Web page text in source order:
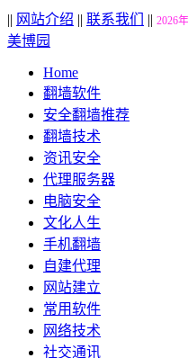
|| 网站介绍 || 联系我们 || 2026
美博园
Home
翻墙软件
安全翻墙推荐
翻墙技术
资讯安全
代理服务器
电脑安全
文化人生
手机翻墙
自建代理
网站建立
常用软件
网络技术
社交通讯